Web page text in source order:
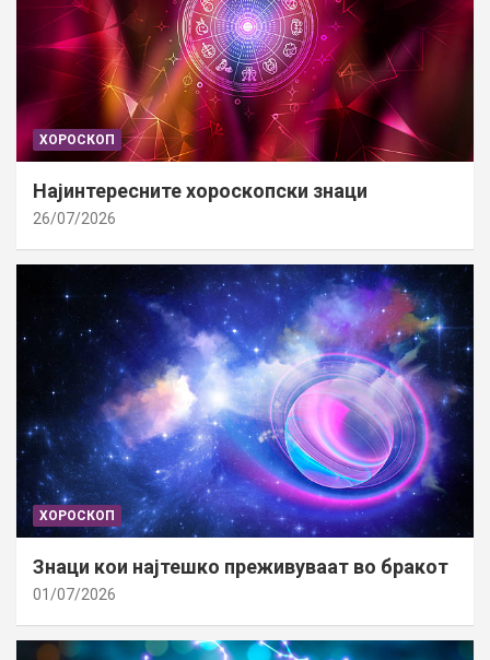
ХОРОСКОП
Најинтересните хороскопски знаци
26/07/2026
ХОРОСКОП
Знаци кои најтешко преживуваат во бракот
01/07/2026